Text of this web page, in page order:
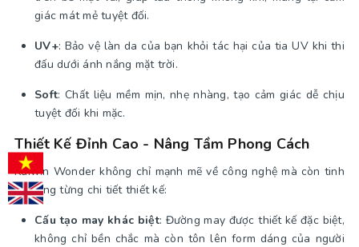
giác mát mẻ tuyệt đối.
UV+: Bảo vệ làn da của bạn khỏi tác hại của tia UV khi thi
đấu dưới ánh nắng mặt trời.
Soft: Chất liệu mềm mịn, nhẹ nhàng, tạo cảm giác dễ chịu
tuyệt đối khi mặc.
Thiết Kế Đỉnh Cao - Nâng Tầm Phong Cách
Kaiwin Wonder không chỉ mạnh mẽ về công nghệ mà còn tinh
tế trong từng chi tiết thiết kế:
Cấu tạo may khác biệt: Đường may được thiết kế đặc biệt,
không chỉ bền chắc mà còn tôn lên form dáng của người